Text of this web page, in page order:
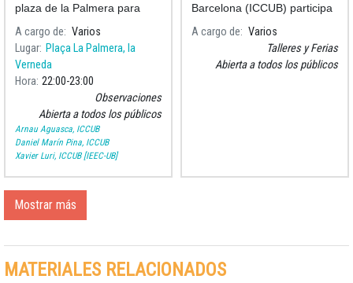
plaza de la Palmera para
realizar una observación
pública de la Luna para
celebrar sus fiestas de ba
A cargo de
Varios
Lugar Plaça La Palmera, la
Verneda
Hora 22:00 23:00
Observaciones
Abierta a todos los públicos
Arnau Aguasca, ICCUB
Daniel Marín Pina, ICCUB
Xavier Luri, ICCUB [IEEC-UB]
Barcelona (ICCUB) participa
en la
A cargo de
Varios
Talleres y Ferias
Abierta a todos los públicos
Mostrar más
MATERIALES RELACIONADOS